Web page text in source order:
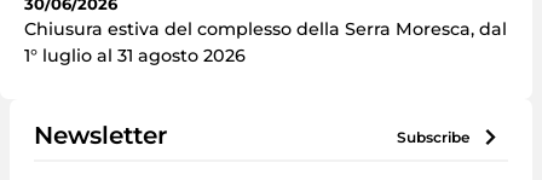
Chiusura estiva del complesso della Serra Moresca, dal
1° luglio al 31 agosto 2026
Newsletter subscribe